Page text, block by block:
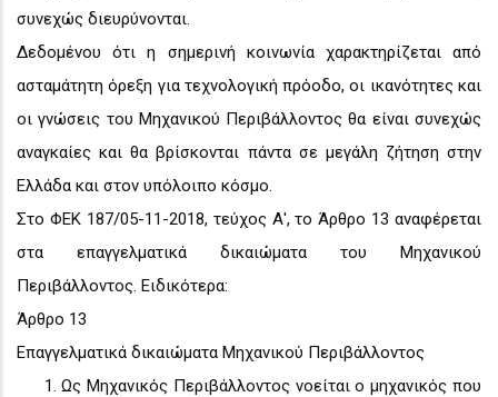
συνεχώς διευρύνονται.
Δεδομένου ότι η σημερινή κοινωνία χαρακτηρίζεται από
ασταμάτητη όρεξη για τεχνολογική πρόοδο, οι ικανότητες και
οι γνώσεις του Μηχανικού Περιβάλλοντος θα είναι συνεχώς
αναγκαίες και θα βρίσκονται πάντα σε μεγάλη ζήτηση στην
Ελλάδα και στον υπόλοιπο κόσμο.
Στο ΦΕΚ 187/05-11-2018, τεύχος Α', το Άρθρο 13 αναφέρεται
στα επαγγελματικά δικαιώματα του Μηχανικού
Περιβάλλοντος. Ειδικότερα:
Άρθρο 13
Επαγγελματικά δικαιώματα Μηχανικού Περιβάλλοντος
Ως Μηχανικός Περιβάλλοντος νοείται ο μηχανικός που